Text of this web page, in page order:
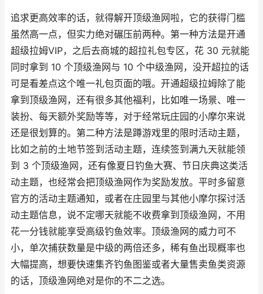
追求更高效率的话，就得解开顶级渔网啦，它的获得门槛
虽然高一点，但实力绝对碾压前两种。第一种方法是开通
超级拉姆VIP，之后去商城的超拉礼包专区，花 30 元就能
同时拿到 10 个顶级渔网与 10 个中级渔网，没开超拉的话
可是看差点这个唯一礼包页面的哦。开通超级拉姆除了能
拿到顶级渔网，还有很多其他福利，比如唯一场景、唯一
装扮、每天额外奖励等等，对于经常玩庄园的小摩尔来说
还是很划算的。第二种方法是蹲游戏里的限时活动主题，
比如之前的土地节签到活动主题，连续签到满九天就能领
到 3 个顶级渔网，还有像夏日钓鱼大赛、节日庆典这类活
动主题，也经常会把顶级渔网作为奖励发放。平时多留意
官方的活动主题通知，或者在庄园里与其他小摩尔探讨活
动主题信息，说不定哪天就能不收费拿到顶级渔网，不用
花一分钱就能享受高级钓鱼效率。顶级渔网的威力可不
小，单次捕获数量是中级的两倍还多，稀有鱼出现概率也
大幅提高，想要快速集齐钓鱼图鉴或者大量售卖鱼类资源
的话，顶级渔网绝对是你的不二之选。